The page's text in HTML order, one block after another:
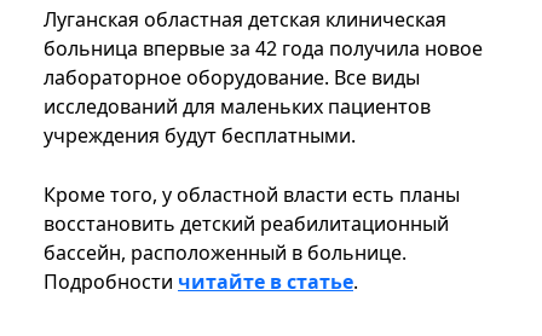
Луганская областная детская клиническая
больница впервые за 42 года получила новое
лабораторное оборудование. Все виды
исследований для маленьких пациентов
учреждения будут бесплатными.
Кроме того, у областной власти есть планы
восстановить детский реабилитационный
бассейн, расположенный в больнице.
Подробности читайте в статье.